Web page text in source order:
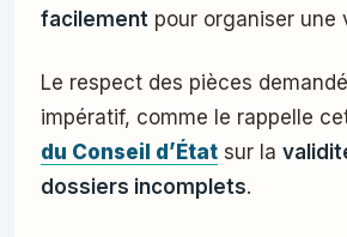
facilement pour organiser une
Le respect des pièces
impératif, comme le rappelle
du Conseil d’État sur la
dossiers incomplets.